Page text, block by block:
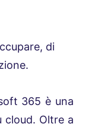
di
365 è una
cloud. Oltre a